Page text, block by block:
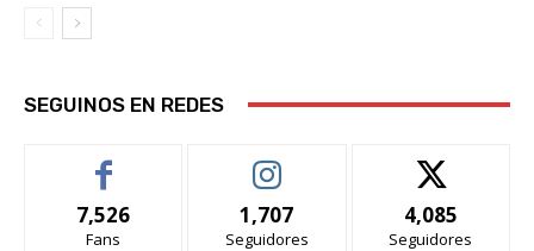
SEGUINOS EN REDES
7,526
Fans
1,707
Seguidores
4,085
Seguidores